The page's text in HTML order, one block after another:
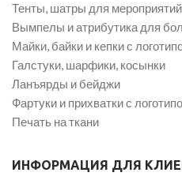
Тенты, шатры для
Вымпелы и атрибутика для
Майки, байки и кепки с
Галстуки, шарфики, косынки
Ланъярды и бейджи
Фартуки и прихватки с
Печать на ткани
ИНФОРМАЦИЯ ДЛЯ